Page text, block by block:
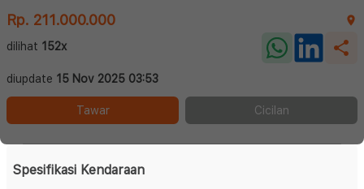
Rp. 211.000.000
dilihat 152x
diupdate 15 Nov 2025 03:53
Tawar Cicilan
Spesifikasi Kendaraan